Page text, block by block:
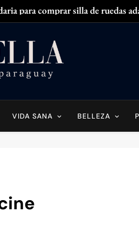
para comprar silla de ruedas
Zendaya
VIDA SANA BELLEZA